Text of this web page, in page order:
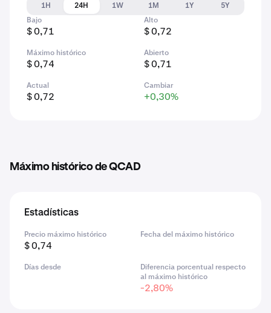
1H
24H 1W 1M 1Y
5Y
Bajo
$ 0,71
Alto
$ 0,72
Máximo histórico
$ 0,74
Abierto
$ 0,71
Actual
$ 0,72
Cambiar
+0,30%
Máximo histórico de QCAD
Estadísticas
Precio máximo histórico
$ 0,74
Fecha del máximo histórico
Días desde
Diferencia porcentual respecto
al máximo histórico
-2,80%